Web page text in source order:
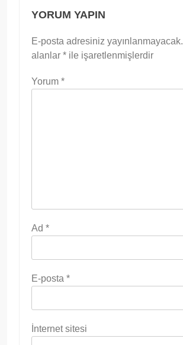
YORUM YAPIN
E-posta adresiniz yayınlanmayacak.
alanlar * ile işaretlenmişlerdir
Yorum *
Ad *
E-posta *
İnternet sitesi